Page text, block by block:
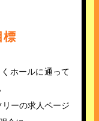
標
ホールに通って
ーの求人ページ